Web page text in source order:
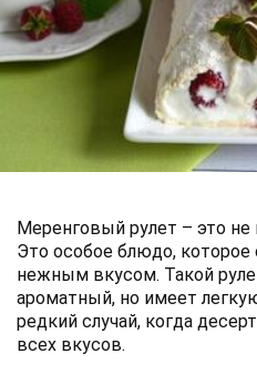
Меренговый рулет – это
Это особое блюдо, которое
нежным вкусом. Такой
ароматный, но имеет
редкий случай, когда
всех вкусов.